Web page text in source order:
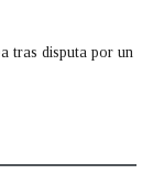
tras disputa por un